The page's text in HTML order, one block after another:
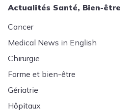
Actualités Santé, Bien-être
Cancer
Medical News in English
Chirurgie
Forme et bien-être
Gériatrie
Hôpitaux